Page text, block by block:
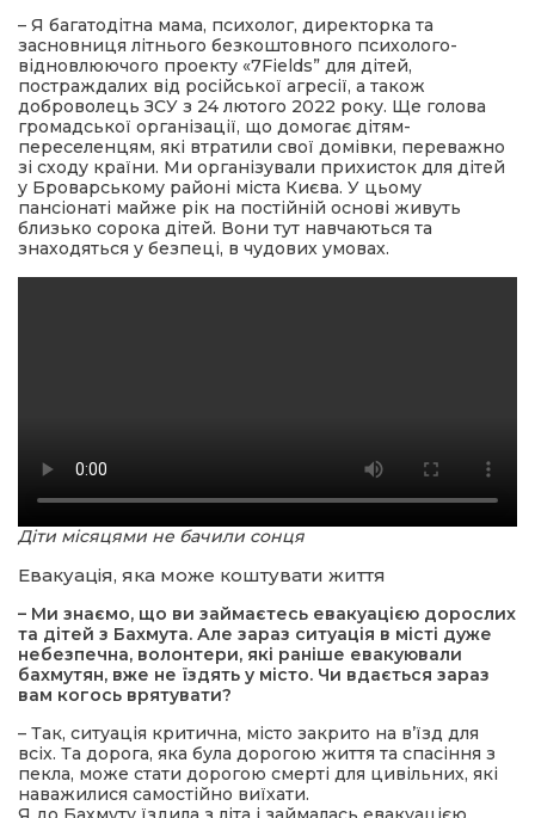
– Я багатодітна мама, психолог, директорка та
засновниця літнього безкоштовного психолого-
відновлюючого проекту «7Fields” для дітей,
постраждалих від російської агресії, а також
доброволець ЗСУ з 24 лютого 2022 року. Ще голова
громадської організації, що домогає дітям-
переселенцям, які втратили свої домівки, переважно
зі сходу країни. Ми організували прихисток для дітей
у Броварському районі міста Києва. У цьому
пансіонаті майже рік на постійній основі живуть
близько сорока дітей. Вони тут навчаються та
знаходяться у безпеці, в чудових умовах.
Діти місяцями не бачили сонця
Евакуація, яка може коштувати життя
– Ми знаємо, що ви займаєтесь евакуацією дорослих
та дітей з Бахмута. Але зараз ситуація в місті дуже
небезпечна, волонтери, які раніше евакуювали
бахмутян, вже не їздять у місто. Чи вдається зараз
вам когось врятувати?
– Так, ситуація критична, місто закрито на в’їзд для
всіх. Та дорога, яка була дорогою життя та спасіння з
пекла, може стати дорогою смерті для цивільних, які
наважилися самостійно виїхати.